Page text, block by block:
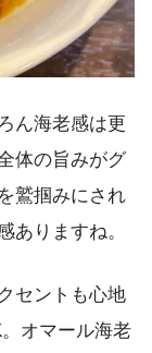
ん海老感は更
体の旨みがグ
鷲掴みにされ
ありますね。
セントも心地
オマール海老